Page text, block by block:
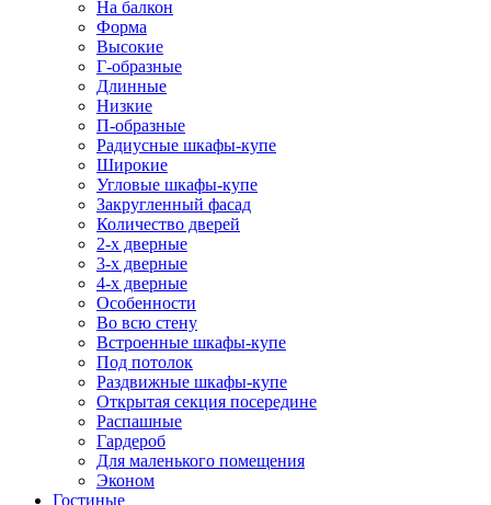
На балкон
Форма
Высокие
Г-образные
Длинные
Низкие
П-образные
Радиусные шкафы-купе
Широкие
Угловые шкафы-купе
Закругленный фасад
Количество дверей
2-х дверные
3-х дверные
4-х дверные
Особенности
Во всю стену
Встроенные шкафы-купе
Под потолок
Раздвижные шкафы-купе
Открытая секция посередине
Распашные
Гардероб
Для маленького помещения
Эконом
Гостиные